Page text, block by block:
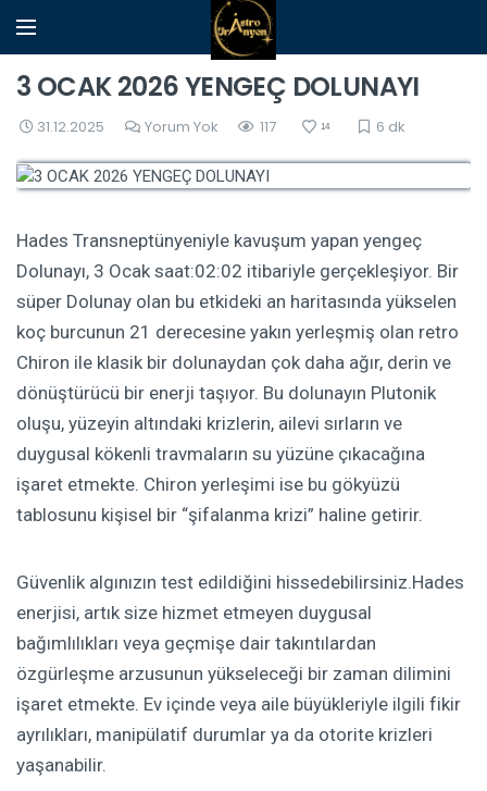
3 OCAK 2026 YENGEÇ DOLUNAYI
31.12.2025 Yorum Yok 117 14 6 dk
Hades Transneptünyeniyle kavuşum yapan yengeç
Dolunayı, 3 Ocak saat:02:02 itibariyle gerçekleşiyor. Bir
süper Dolunay olan bu etkideki an haritasında yükselen
koç burcunun 21 derecesine yakın yerleşmiş olan retro
Chiron ile klasik bir dolunaydan çok daha ağır, derin ve
dönüştürücü bir enerji taşıyor. Bu dolunayın Plutonik
oluşu, yüzeyin altındaki krizlerin, ailevi sırların ve
duygusal kökenli travmaların su yüzüne çıkacağına
işaret etmekte. Chiron yerleşimi ise bu gökyüzü
tablosunu kişisel bir “şifalanma krizi” haline getirir.
Güvenlik algınızın test edildiğini hissedebilirsiniz.Hades
enerjisi, artık size hizmet etmeyen duygusal
bağımlılıkları veya geçmişe dair takıntılardan
özgürleşme arzusunun yükseleceği bir zaman dilimini
işaret etmekte. Ev içinde veya aile büyükleriyle ilgili fikir
ayrılıkları, manipülatif durumlar ya da otorite krizleri
yaşanabilir.